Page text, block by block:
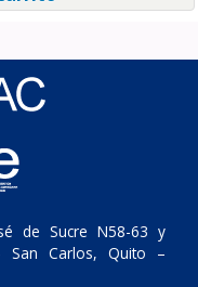
de Sucre N58-63 y
San Carlos, Quito –